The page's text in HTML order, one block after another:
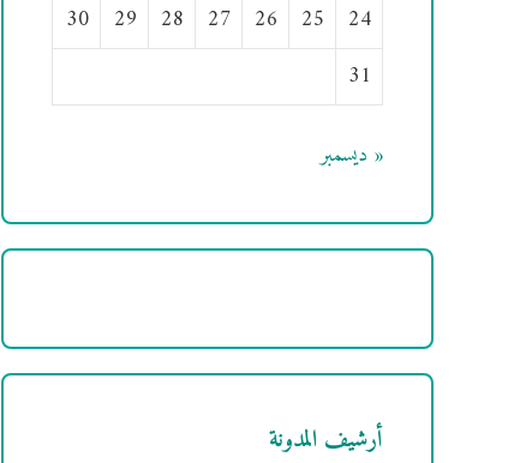
24
25
26
27
28
29
30
31
« ديسمبر
أرشيف المدونة